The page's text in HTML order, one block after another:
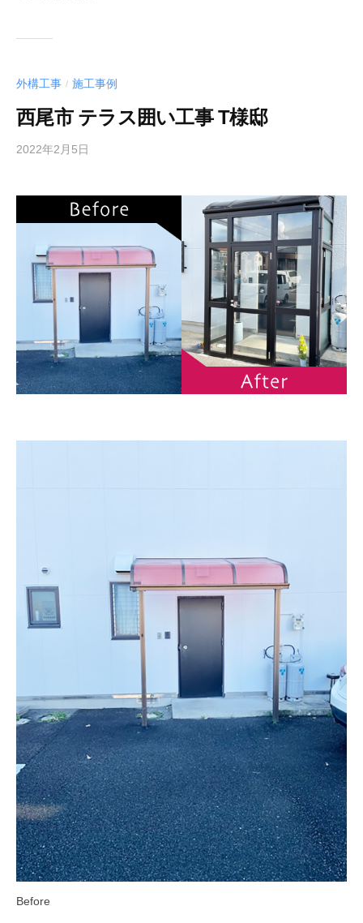
外構工事 / 施工事例
西尾市 テラス囲い工事 T様邸
2022年2月5日
c
3
1
Before